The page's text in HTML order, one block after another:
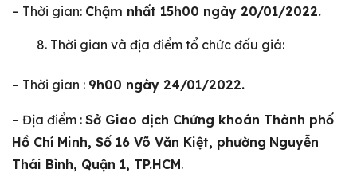
– Thời gian: Chậm nhất 15h00 ngày 20/01/2022.
Thời gian và địa điểm tổ chức đấu giá:
– Thời gian : 9h00 ngày 24/01/2022.
– Địa điểm : Sở Giao dịch Chứng khoán Thành phố
Hồ Chí Minh, Số 16 Võ Văn Kiệt, phường Nguyễn
Thái Bình, Quận 1, TP.HCM.